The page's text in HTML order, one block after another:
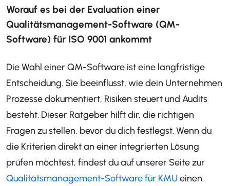
Worauf es bei der Evaluation einer
Qualitätsmanagement-Software (QM-
Software) für ISO 9001 ankommt
Die Wahl einer QM-Software ist eine langfristige
Entscheidung. Sie beeinflusst, wie dein Unternehmen
Prozesse dokumentiert, Risiken steuert und Audits
besteht. Dieser Ratgeber hilft dir, die richtigen
Fragen zu stellen, bevor du dich festlegst. Wenn du
die Kriterien direkt an einer integrierten Lösung
prüfen möchtest, findest du auf unserer Seite zur
Qualitätsmanagement-Software für KMU einen